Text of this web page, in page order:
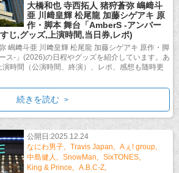
大橋和也 寺西拓人 猪狩蒼弥 嶋﨑斗
亜 川﨑皇輝 松尾龍 加藤シゲアキ 原
作・脚本 舞台「AmberS -アンバー
じ,グッズ,上演時間,当日券,レポ)
嶋﨑斗亜 川﨑皇輝 松尾龍 加藤シゲアキ 原作・脚
ス-」(2026)の日程やグッズを紹介しています。あ
時間（公演時間、終演）、レポ、感想も随時更
続きを読む
公開日:2025.12.24
なにわ男子
Travis Japan
Aぇ! group
中島健人
SnowMan
SixTONES
King & Prince
A.B.C-Z